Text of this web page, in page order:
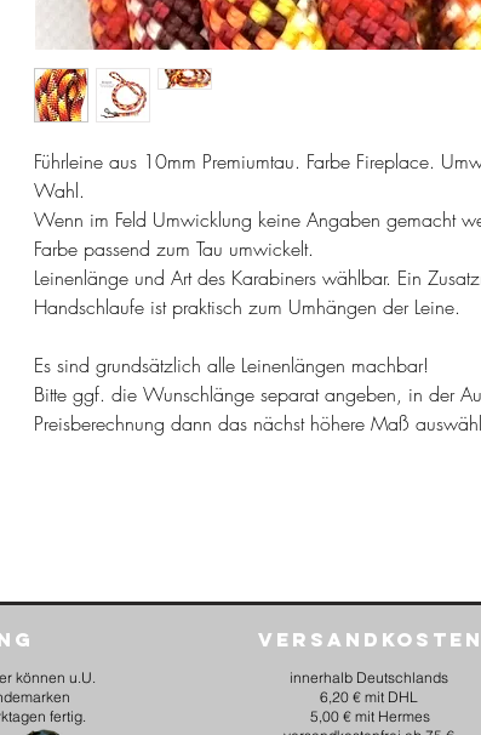
Führleine aus 10mm Premiumtau. Farbe Fireplace.
Wahl.
Wenn im Feld Umwicklung keine Angaben gemacht
Farbe passend zum Tau umwickelt.
Leinenlänge und Art des Karabiners wählbar. Ein
Handschlaufe ist praktisch zum Umhängen der Leine.
Es sind grundsätzlich alle Leinenlängen machbar!
Bitte ggf. die Wunschlänge separat angeben, in der
Preisberechnung dann das nächst höhere Maß
können u.U.
fertig.
Versandkosten
innerhalb Deutschlands
6,20 € mit DHL
5,00 € mit Hermes